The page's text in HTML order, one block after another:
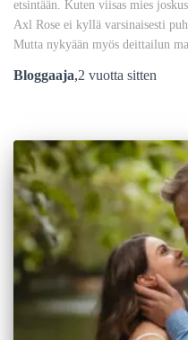
etsintään. Kuten viisas mies
Axl Rose ei kyllä varsinaisesti
Mutta nykyään myös deittailun
Bloggaaja,2 vuotta sitten